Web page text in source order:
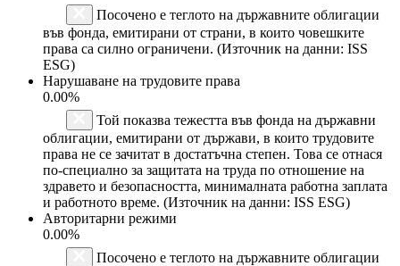
Посочено е теглото на държавните облигации
във фонда, емитирани от страни, в които човешките
права са силно ограничени. (Източник на данни: ISS
ESG)
Нарушаване на трудовите права
0.00%
Той показва тежестта във фонда на държавни
облигации, емитирани от държави, в които трудовите
права не се зачитат в достатъчна степен. Това се отнася
по-специално за защитата на труда по отношение на
здравето и безопасността, минималната работна заплата
и работното време. (Източник на данни: ISS ESG)
Авторитарни режими
0.00%
Посочено е теглото на държавните облигации